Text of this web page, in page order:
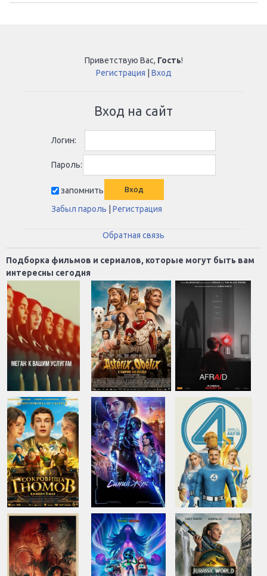
Приветствую Вас, Гость!
Регистрация
Вход
Вход на сайт
Логин:
Пароль:
запомнить
Забыл пароль
Регистрация
Обратная связь
Подборка фильмов и сериалов, которые могут быть вам
интересны сегодня